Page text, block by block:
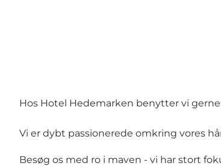
Hos Hotel Hedemarken benytter vi
Vi er dybt passionerede omkring vores
Besøg os med ro i maven - vi har stort